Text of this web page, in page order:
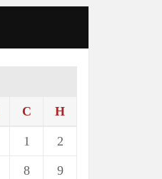
С Н
1 2
8 9